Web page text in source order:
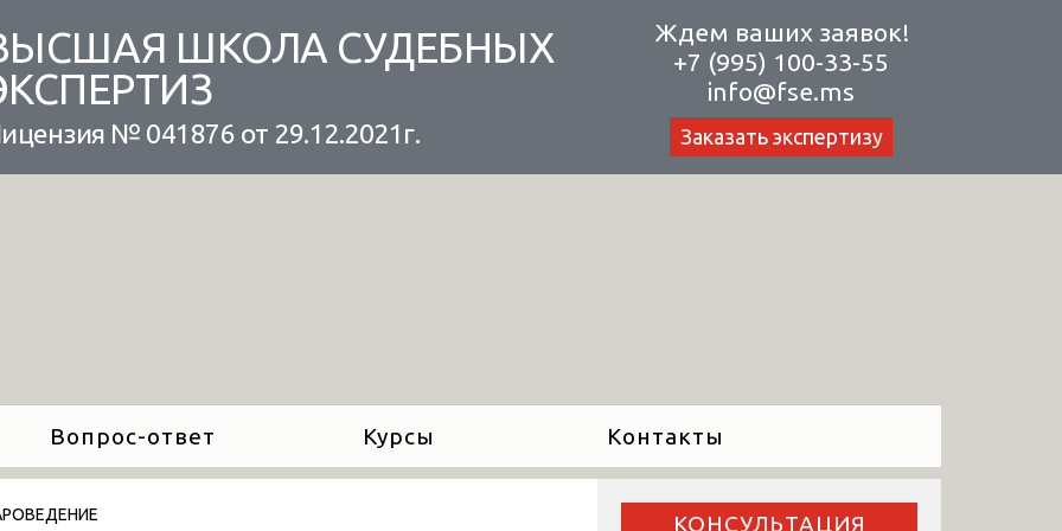
ШКОЛА СУДЕБНЫХ
№ 041876 от 29.12.2021г.
Ждем ваших заявок!
+7 (995) 100-33-55
info@fse.ms
Заказать экспертизу
Вопрос-ответ Курсы Контакты
КОНСУЛЬТАЦИЯ